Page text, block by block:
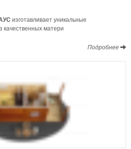
изготавливает уникальные
качественных матери
Подробнее